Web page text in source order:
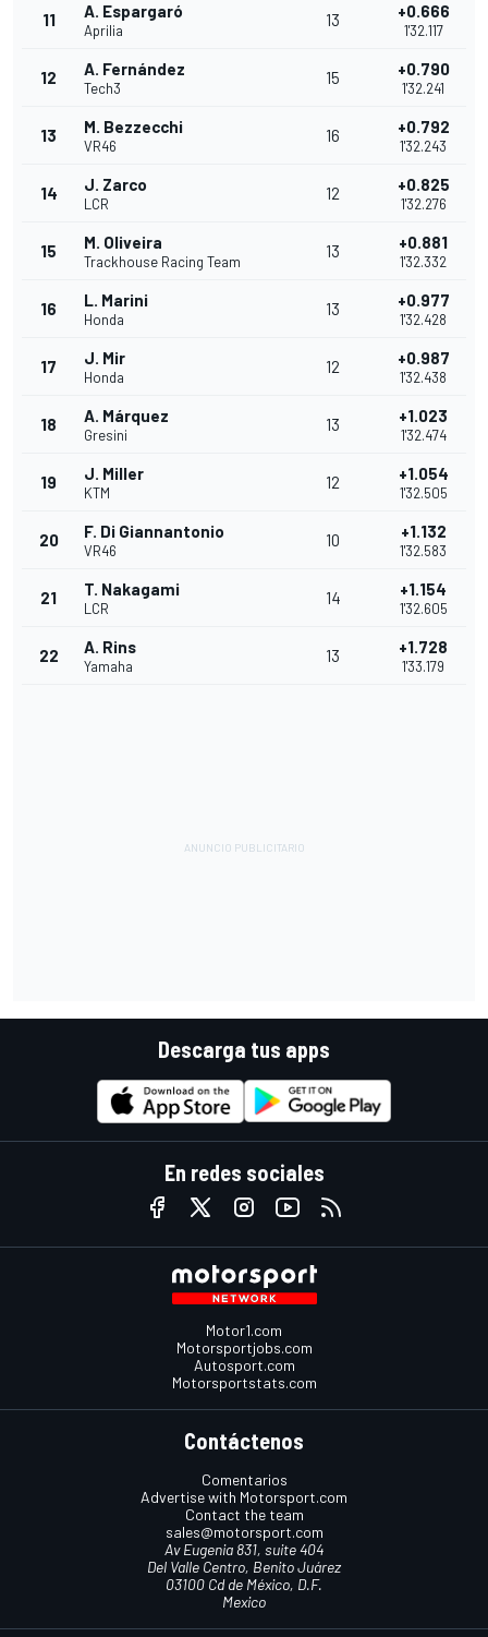
11 A. Espargaró
Aprilia
13 +0.666
1'32.117
12 A. Fernández
Tech3
15 +0.790
1'32.241
13 M. Bezzecchi
VR46
16 +0.792
1'32.243
14 J. Zarco
LCR
12 +0.825
1'32.276
15 M. Oliveira
Trackhouse Racing Team
13 +0.881
1'32.332
16 L. Marini
Honda
13 +0.977
1'32.428
17 J. Mir
Honda
12 +0.987
1'32.438
18 A. Márquez
Gresini
13 +1.023
1'32.474
19 J. Miller
KTM
12 +1.054
1'32.505
20 F. Di Giannantonio
VR46
10 +1.132
1'32.583
21 T. Nakagami
LCR
14 +1.154
1'32.605
22 A. Rins
Yamaha
13 +1.728
1'33.179
Descarga tus apps
En redes sociales
Motor1.com
Motorsportjobs.com
Autosport.com
Motorsportstats.com
Contáctenos
Comentarios
Advertise with Motorsport.com
Contact the team
sales@motorsport.com
Av Eugenia 831, suite 404
Del Valle Centro, Benito Juárez
03100 Cd de México, D.F.
Mexico